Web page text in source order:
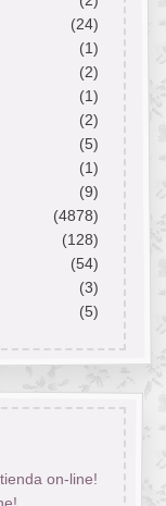
(24)
(1)
(2)
(1)
(2)
(5)
(1)
(9)
(4878)
(128)
(54)
(3)
(5)
on-line!